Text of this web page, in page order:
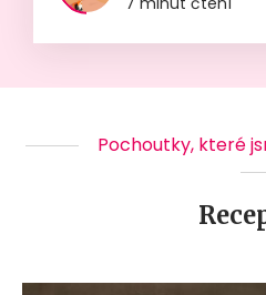
Pochoutky, které